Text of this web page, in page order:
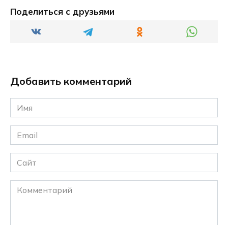
Поделиться с друзьями
Добавить комментарий
Имя
*
Email
*
Сайт
Комментарий